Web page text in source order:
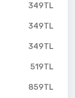
349TL
349TL
349TL
519TL
859TL